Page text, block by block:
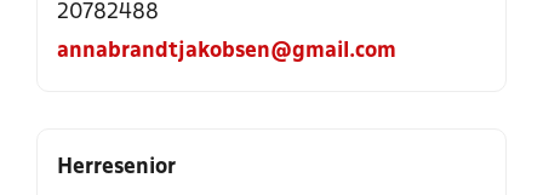
20782488
annabrandtjakobsen@gmail.com
Herresenior